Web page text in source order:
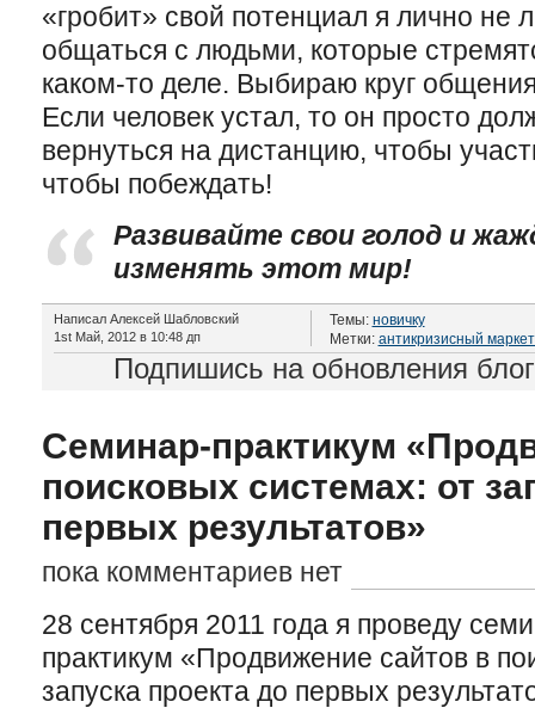
«гробит» свой потенциал я лично не
общаться с людьми, которые
каком-то деле. Выбираю круг
Если человек устал, то он просто
вернуться на дистанцию, чтобы
чтобы побеждать!
Развивайте свои голод и
изменять этот мир!
Написал Алексей Шабловский
1st Май, 2012 в 10:48 дп
Темы: новичку
Метки: антикризисный
Подпишись на обновления
Семинар-практикум
поисковых системах: от
первых результатов»
пока комментариев нет
28 сентября 2011 года я проведу
практикум «Продвижение сайтов в
запуска проекта до первых